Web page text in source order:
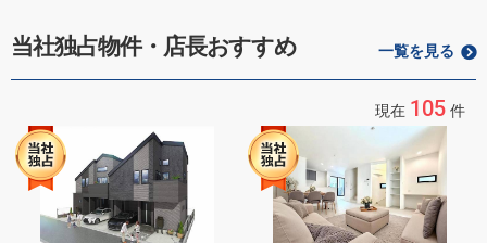
当社独占物件・店長おすすめ 一覧を見る
現在 105 件